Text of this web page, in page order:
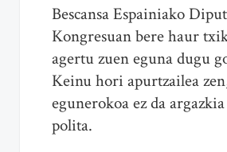
Bescansa Espainiako
Kongresuan bere haur
agertu zuen eguna dugu
Keinu hori apurtzailea
egunerokoa ez da
polita.